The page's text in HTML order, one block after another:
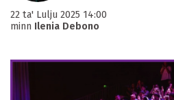
22 ta' Lulju 2025 14:00
minn Ilenia Debono